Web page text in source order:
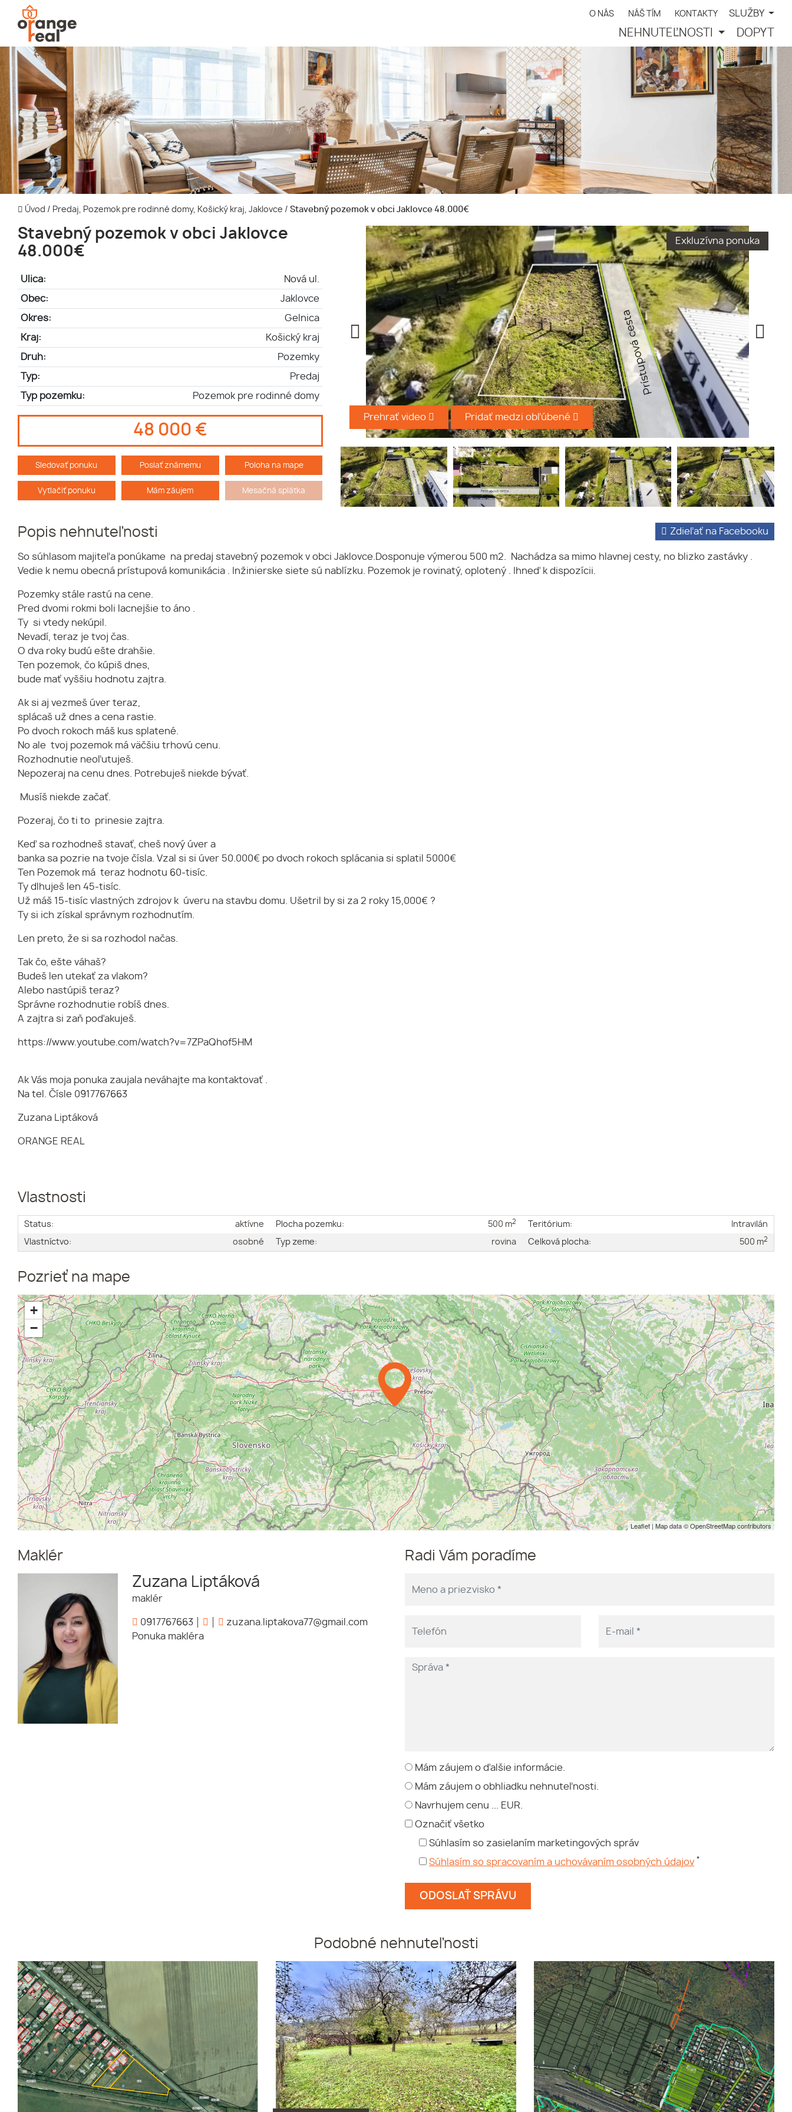
O NÁS NÁŠ TÍM KONTAKTY SLUŽBY
NEHNUTEĽNOSTI DOPYT
Úvod / Predaj, Pozemok pre rodinné domy, Košický kraj, Jaklovce / Stavebný pozemok v obci Jaklovce 48.000€
Stavebný pozemok v obci Jaklovce
48.000€
Ulica: Nová ul.
Obec: Jaklovce
Okres: Gelnica
Kraj: Košický kraj
Druh: Pozemky
Typ: Predaj
Typ pozemku: Pozemok pre rodinné domy
48 000 €
Sledovať ponuku Poslať známemu Poloha na mape
Vytlačiť ponuku Mám záujem Mesačná splátka
Exkluzívna ponuka
Prehrať video Pridať medzi obľúbené
Popis nehnuteľnosti Zdieľať na Facebooku
So súhlasom majiteľa ponúkame na predaj stavebný pozemok v obci Jaklovce.Dosponuje výmerou 500 m2. Nachádza sa mimo hlavnej cesty, no blizko zastávky .
Vedie k nemu obecná prístupová komunikácia . Inžinierske siete sú nablízku. Pozemok je rovinatý, oplotený . Ihneď k dispozícii.
Pozemky stále rastú na cene.
Pred dvomi rokmi boli lacnejšie to áno .
Ty si vtedy nekúpil.
Nevadí, teraz je tvoj čas.
O dva roky budú ešte drahšie.
Ten pozemok, čo kúpiš dnes,
bude mať vyššiu hodnotu zajtra.
Ak si aj vezmeš úver teraz,
splácaš už dnes a cena rastie.
Po dvoch rokoch máš kus splatené.
No ale tvoj pozemok má väčšiu trhovú cenu.
Rozhodnutie neoľutuješ.
Nepozeraj na cenu dnes. Potrebuješ niekde bývať.
Musíš niekde začať.
Pozeraj, čo ti to prinesie zajtra.
Keď sa rozhodneš stavať, cheš nový úver a
banka sa pozrie na tvoje čísla. Vzal si si úver 50.000€ po dvoch rokoch splácania si splatil 5000€
Ten Pozemok má teraz hodnotu 60-tisíc.
Ty dlhuješ len 45-tisíc.
Už máš 15-tisíc vlastných zdrojov k úveru na stavbu domu. Ušetril by si za 2 roky 15,000€ ?
Ty si ich získal správnym rozhodnutím.
Len preto, že si sa rozhodol načas.
Tak čo, ešte váhaš?
Budeš len utekať za vlakom?
Alebo nastúpiš teraz?
Správne rozhodnutie robíš dnes.
A zajtra si zaň poďakuješ.
https://www.youtube.com/watch?v=7ZPaQhof5HM
Ak Vás moja ponuka zaujala neváhajte ma kontaktovať .
Na tel. Čísle 0917767663
Zuzana Liptáková
ORANGE REAL
Vlastnosti
Status:
aktívne
Vlastníctvo:
osobné
Plocha pozemku: 500 m2
Typ zeme: rovina
Teritórium:
Intravilán
Celková plocha:
500 m2
Pozrieť na mape
+
−
Leaflet| Map data ©OpenStreetMapcontributors
Maklér
Zuzana Liptáková
maklér
0917767663
zuzana.liptakova77@gmail.com
Ponuka makléra
Radi Vám poradíme
Mám záujem o ďalšie informácie.
Mám záujem o obhliadku nehnuteľnosti.
Navrhujem cenu ... EUR.
Označiť všetko
Súhlasím so zasielaním marketingových správ
Súhlasím so spracovaním a uchovávaním osobných údajov *
Podobné nehnuteľnosti
pestovanie, chov, sklady, firma pre firmu
sklad
podnikanie